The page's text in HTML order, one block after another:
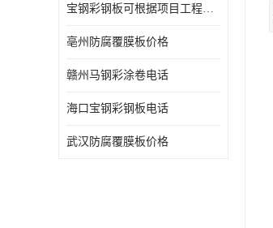
宝钢彩钢板可根据项目工程定制
亳州防腐覆膜板价格
赣州马钢彩涂卷电话
海口宝钢彩钢板电话
武汉防腐覆膜板价格